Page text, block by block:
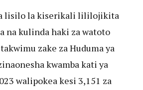
lisilo la kiserikali lililojikita
na kulinda haki za watoto
zake za Huduma ya
kwamba kati ya
walipokea kesi 3,151 za